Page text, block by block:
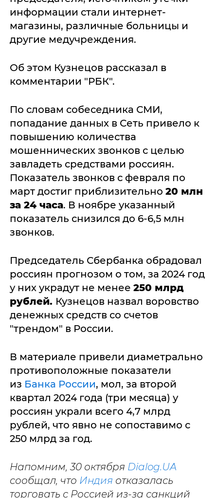
информации стали интернет-
магазины, различные больницы и
другие медучреждения.
Об этом Кузнецов рассказал в
комментарии "РБК".
По словам собеседника СМИ,
попадание данных в Сеть привело к
повышению количества
мошеннических звонков с целью
завладеть средствами россиян.
Показатель звонков с февраля по
март достиг приблизительно 20 млн
за 24 часа. В ноябре указанный
показатель снизился до 6-6,5 млн
звонков.
Председатель Сбербанка обрадовал
россиян прогнозом о том, за 2024 год
у них украдут не менее 250 млрд
рублей. Кузнецов назвал воровство
денежных средств со счетов
"трендом" в России.
В материале привели диаметрально
противоположные показатели
из Банка России, мол, за второй
квартал 2024 года (три месяца) у
россиян украли всего 4,7 млрд
рублей, что явно не сопоставимо с
250 млрд за год.
Напомним, 30 октября Dialog.UA
сообщал, что Индия отказалась
торговать с Россией из-за санкций